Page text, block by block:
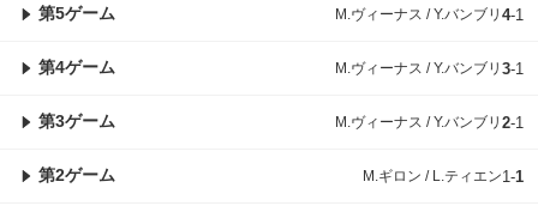
第5ゲーム M.ヴィーナス / Y.バンブリ 4-1
第4ゲーム M.ヴィーナス / Y.バンブリ 3-1
第3ゲーム M.ヴィーナス / Y.バンブリ 2-1
第2ゲーム M.ギロン / L.ティエン1-1